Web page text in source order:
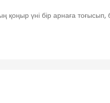
үні бір арнаға тоғысып,